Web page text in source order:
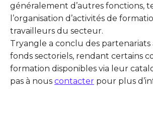
généralement d’autres fonctions,
l’organisation d’activités de
travailleurs du secteur.
Tryangle a conclu des partenariats
fonds sectoriels, rendant certains
formation disponibles via leur
pas à nous contacter pour plus